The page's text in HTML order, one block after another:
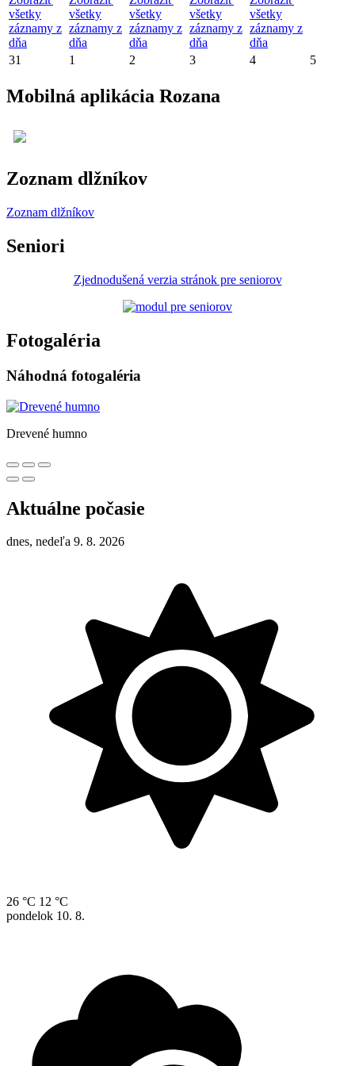
všetky
záznamy z
dňa
všetky
záznamy z
dňa
všetky
záznamy z
dňa
všetky
záznamy z
dňa
všetky
záznamy z
dňa
31 1 2 3 4 5
Mobilná aplikácia Rozana
Zoznam dlžníkov
Zoznam dlžníkov
Seniori
Zjednodušená verzia stránok pre seniorov
Fotogaléria
Náhodná fotogaléria
Drevené humno
Aktuálne počasie
dnes, nedeľa 9. 8. 2026
26 °C 12 °C
pondelok 10. 8.